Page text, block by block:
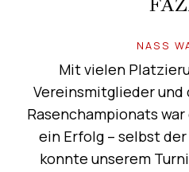
NASS
Mit vielen
Vereinsmitglieder und
Rasenchampionats
ein Erfolg – selbst
konnte unserem